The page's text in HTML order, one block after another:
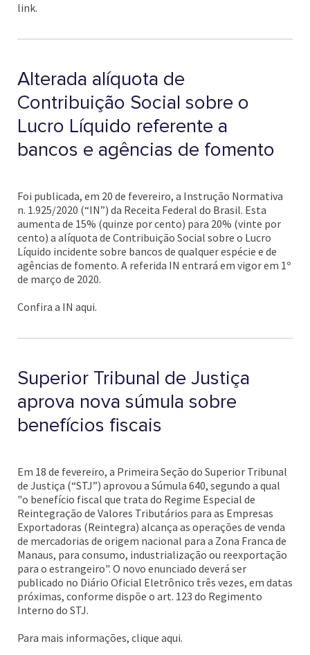
link.
Alterada alíquota de
Contribuição Social sobre o
Lucro Líquido referente a
bancos e agências de fomento
Foi publicada, em 20 de fevereiro, a Instrução Normativa
n. 1.925/2020 (“IN”) da Receita Federal do Brasil. Esta
aumenta de 15% (quinze por cento) para 20% (vinte por
cento) a alíquota de Contribuição Social sobre o Lucro
Líquido incidente sobre bancos de qualquer espécie e de
agências de fomento. A referida IN entrará em vigor em 1º
de março de 2020.
Confira a IN aqui.
Superior Tribunal de Justiça
aprova nova súmula sobre
benefícios fiscais
Em 18 de fevereiro, a Primeira Seção do Superior Tribunal
de Justiça (“STJ”) aprovou a Súmula 640, segundo a qual
"o benefício fiscal que trata do Regime Especial de
Reintegração de Valores Tributários para as Empresas
Exportadoras (Reintegra) alcança as operações de venda
de mercadorias de origem nacional para a Zona Franca de
Manaus, para consumo, industrialização ou reexportação
para o estrangeiro". O novo enunciado deverá ser
publicado no Diário Oficial Eletrônico três vezes, em datas
próximas, conforme dispõe o art. 123 do Regimento
Interno do STJ.
Para mais informações, clique aqui.